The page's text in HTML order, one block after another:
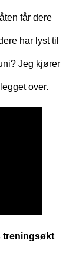
får dere
har lyst til
Jeg kjører
over.
treningsøkt